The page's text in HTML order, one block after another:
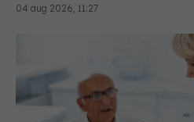
04 aug 2026, 11:27